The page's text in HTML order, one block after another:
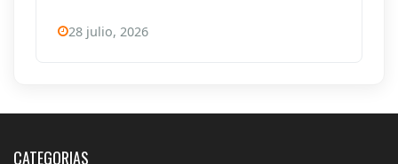
28 julio, 2026
CATEGORIAS